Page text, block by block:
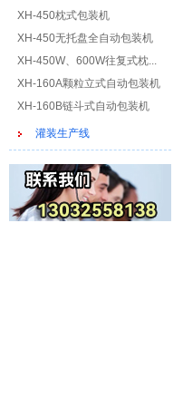
XH-450枕式包装机
XH-450无托盘全自动包装机
XH-450W、600W往复式枕...
XH-160A颗粒立式自动包装机
XH-160B链斗式自动包装机
灌装生产线